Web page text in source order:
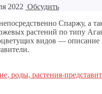
2022 Обсудить
Спаржу, а
растений по типу
видов — описание
роды, растения-